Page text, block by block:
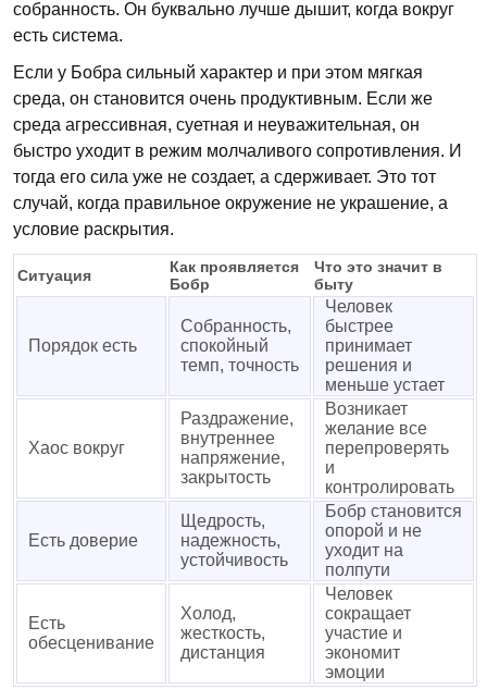
собранность. Он буквально лучше дышит, когда вокруг
есть система.
Если у Бобра сильный характер и при этом мягкая
среда, он становится очень продуктивным. Если же
среда агрессивная, суетная и неуважительная, он
быстро уходит в режим молчаливого сопротивления. И
тогда его сила уже не создает, а сдерживает. Это тот
случай, когда правильное окружение не украшение, а
условие раскрытия.
Ситуация
Как проявляется
Бобр
Что это значит в
быту
Порядок есть
Собранность,
спокойный
темп, точность
Человек
быстрее
принимает
решения и
меньше устает
Хаос вокруг
Раздражение,
внутреннее
напряжение,
закрытость
Возникает
желание все
перепроверять
и
контролировать
Есть доверие
Щедрость,
надежность,
устойчивость
Бобр становится
опорой и не
уходит на
полпути
Есть
обесценивание
Холод,
жесткость,
дистанция
Человек
сокращает
участие и
экономит
эмоции